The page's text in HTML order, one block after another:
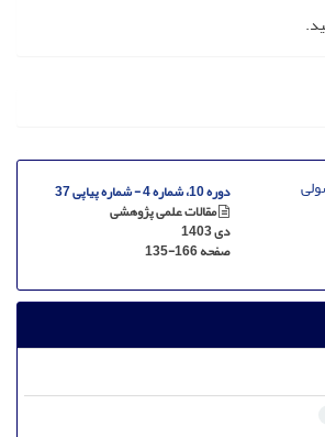
دوره 10، شماره 4 - شماره پیاپی 37
مقالات علمی پژوهشی
دی 1403
صفحه135-166